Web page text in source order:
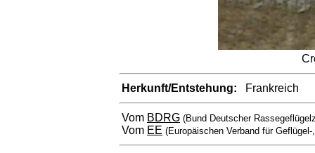
Herkunft/Entstehung: Frankreich
Vom BDRG (Bund Deutscher
Vom EE (Europäischen Verband für